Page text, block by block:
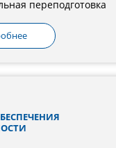
переподготовка